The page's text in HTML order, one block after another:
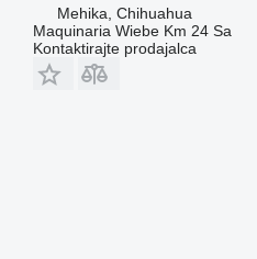
Mehika, Chihuahua
Maquinaria Wiebe Km 24 Sa
Kontaktirajte prodajalca